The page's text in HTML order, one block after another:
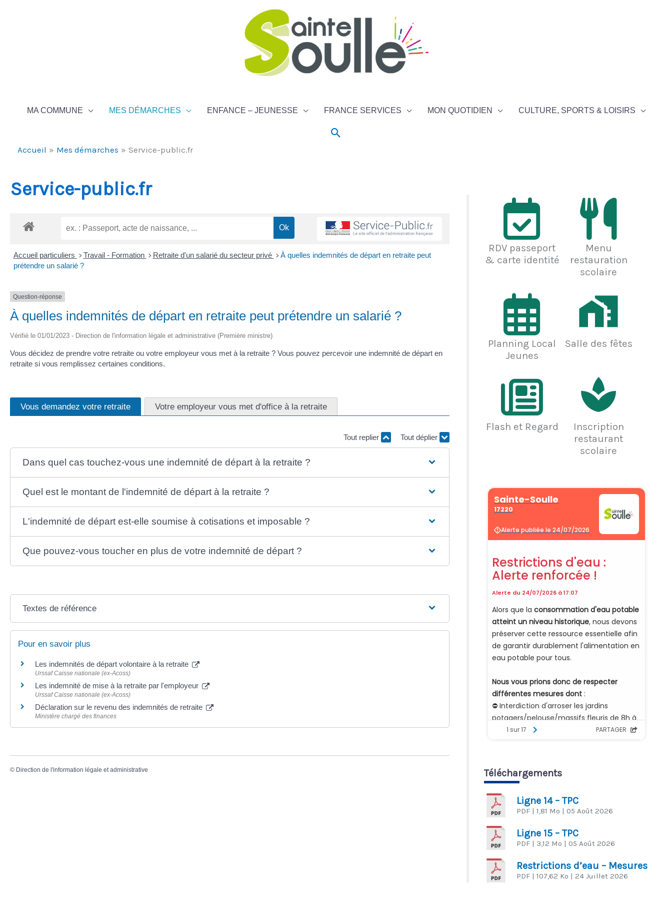
MA COMMUNE MES DÉMARCHES ENFANCE – JEUNESSE FRANCE SERVICES MON QUOTIDIEN CULTURE, SPORTS & LOISIRS
Rechercher
Accueil Mes démarches Service-public.fr
Service-public.fr
Accueil particuliers > Travail - Formation > Retraite d'un salarié du secteur privé > À quelles indemnités de départ en retraite peut
prétendre un salarié ?
Question-réponse
À quelles indemnités de départ en retraite peut prétendre un salarié ?
Vérifié le 01/01/2023 - Direction de l'information légale et administrative (Première ministre)
Vous décidez de prendre votre retraite ou votre employeur vous met à la retraite ? Vous pouvez percevoir une indemnité de départ en
retraite si vous remplissez certaines conditions.
Vous demandez votre retraite Votre employeur vous met d'office à la retraite
Tout replier Tout déplier
Dans quel cas touchez-vous une indemnité de départ à la retraite ?
Quel est le montant de l'indemnité de départ à la retraite ?
L'indemnité de départ est-elle soumise à cotisations et imposable ?
Que pouvez-vous toucher en plus de votre indemnité de départ ?
Textes de référence
Pour en savoir plus
Les indemnités de départ volontaire à la retraite
Urssaf Caisse nationale (ex-Acoss)
Les indemnité de mise à la retraite par l'employeur
Urssaf Caisse nationale (ex-Acoss)
Déclaration sur le revenu des indemnités de retraite
Ministère chargé des finances
© Direction de l'information légale et administrative
RDV passeport
& carte identité
Menu
restauration
scolaire
Planning Local
Jeunes
Salle des fêtes
Flash et Regard
Inscription
restaurant
scolaire
Téléchargements
Ligne 14 – TPC
PDF| 1,81 Mo | 05 Août 2026
Ligne 15 – TPC
PDF| 3,12 Mo | 05 Août 2026
Restrictions d’eau – Mesures
PDF| 107,62 Ko | 24 Juillet 2026